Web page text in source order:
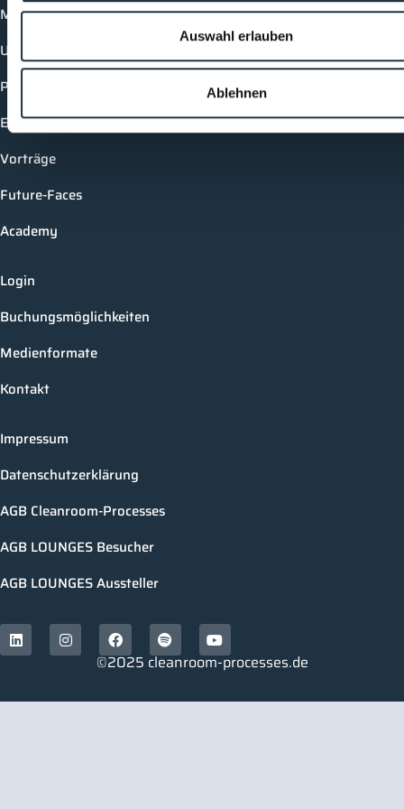
Auswahl erlauben
Ablehnen
Mediathek
Unternehmen
Produkte
Events
Vorträge
Future-Faces
Academy
Login
Buchungsmöglichkeiten
Medienformate
Kontakt
Impressum
Datenschutzerklärung
AGB Cleanroom-Processes
AGB LOUNGES Besucher
AGB LOUNGES Aussteller
©2025 cleanroom-processes.de